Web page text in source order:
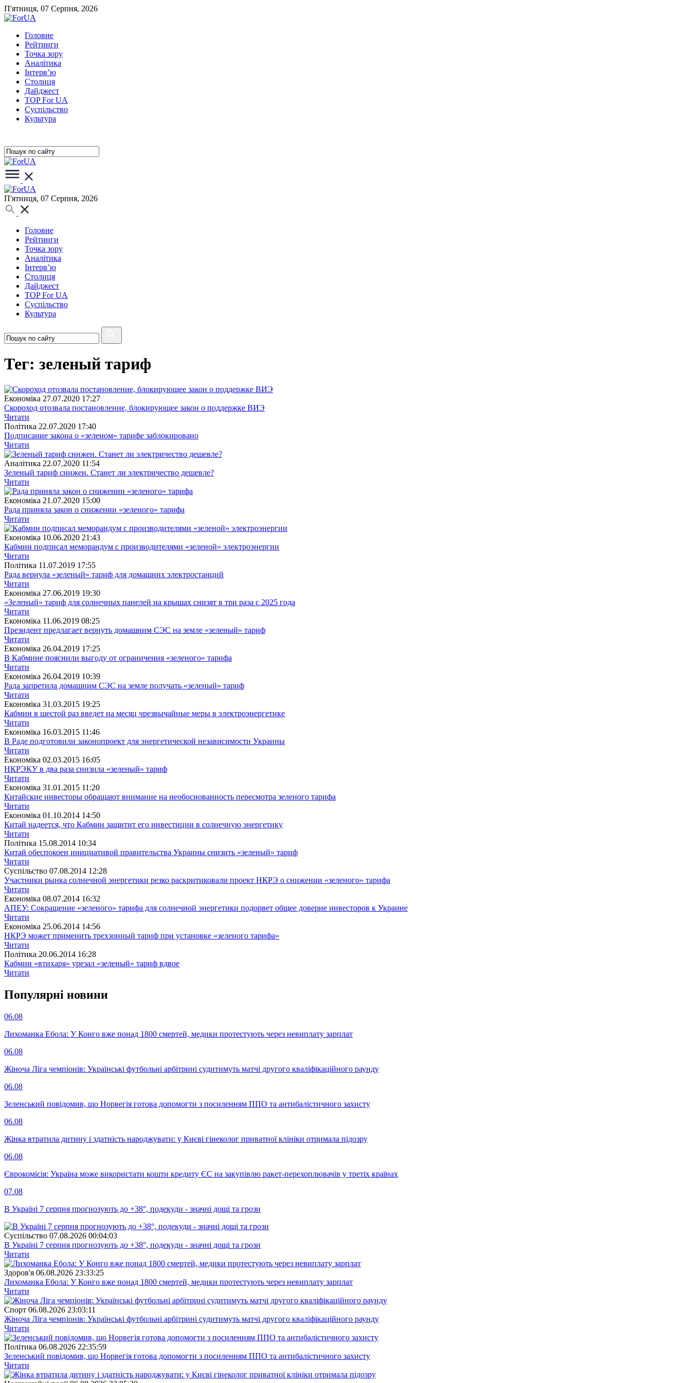
П'ятниця, 07 Серпня, 2026
Головне
Рейтинги
Точка зору
Аналітика
Інтерв’ю
Столиця
Дайджест
TOP For UA
Суспiльство
Культура
П'ятниця, 07 Серпня, 2026
Головне
Рейтинги
Точка зору
Аналітика
Інтерв’ю
Столиця
Дайджест
TOP For UA
Суспiльство
Культура
Тег: зеленый тариф
Економіка 27.07.2020 17:27
Скороход отозвала постановление, блокирующее закон о поддержке ВИЭ
Читати
Полiтика 22.07.2020 17:40
Подписание закона о «зеленом» тарифе заблокировано
Читати
Аналітика 22.07.2020 11:54
Зеленый тариф снижен. Станет ли электричество дешевле?
Читати
Економіка 21.07.2020 15:00
Рада приняла закон о снижении «зеленого» тарифа
Читати
Економіка 10.06.2020 21:43
Кабмин подписал меморандум с производителями «зеленой» электроэнергии
Читати
Полiтика 11.07.2019 17:55
Рада вернула «зеленый» тариф для домашних электростанций
Читати
Економіка 27.06.2019 19:30
«Зеленый» тариф для солнечных панелей на крышах снизят в три раза с 2025 года
Читати
Економіка 11.06.2019 08:25
Президент предлагает вернуть домашним СЭС на земле «зеленый» тариф
Читати
Економіка 26.04.2019 17:25
В Кабмине пояснили выгоду от ограничения «зеленого» тарифа
Читати
Економіка 26.04.2019 10:39
Рада запретила домашним СЭС на земле получать «зеленый» тариф
Читати
Економіка 31.03.2015 19:25
Кабмин в шестой раз введет на месяц чрезвычайные меры в электроэнергетике
Читати
Економіка 16.03.2015 11:46
В Раде подготовили законопроект для энергетической независимости Украины
Читати
Економіка 02.03.2015 16:05
НКРЭКУ в два раза снизила «зеленый» тариф
Читати
Економіка 31.01.2015 11:20
Китайские инвесторы обращают внимание на необоснованность пересмотра зеленого тарифа
Читати
Економіка 01.10.2014 14:50
Китай надеется, что Кабмин защитит его инвестиции в солнечную энергетику
Читати
Полiтика 15.08.2014 10:34
Китай обеспокоен инициативой правительства Украины снизить «зеленый» тариф
Читати
Суспiльство 07.08.2014 12:28
Участники рынка солнечной энергетики резко раскритиковали проект НКРЭ о снижении «зеленого» тарифа
Читати
Економіка 08.07.2014 16:32
АПЕУ: Сокращение «зеленого» тарифа для солнечной энергетики подорвет общее доверие инвесторов к Украине
Читати
Економіка 25.06.2014 14:56
НКРЭ может применить трехзонный тариф при установке «зеленого тарифа»
Читати
Полiтика 20.06.2014 16:28
Кабмин «втихаря» урезал «зеленый» тариф вдвое
Читати
Популярнi новини
06.08
Лихоманка Ебола: У Конго вже понад 1800 смертей, медики протестують через невиплату зарплат
06.08
Жіноча Ліга чемпіонів: Українські футбольні арбітрині судитимуть матчі другого кваліфікаційного раунду
06.08
Зеленський повідомив, що Норвегія готова допомогти з посиленням ППО та антибалістичного захисту
06.08
Жінка втратила дитину і здатність народжувати: у Києві гінеколог приватної клініки отримала підозру
06.08
Єврокомісія: Україна може використати кошти кредиту ЄС на закупівлю ракет-перехоплювачів у третіх країнах
07.08
В Україні 7 серпня прогнозують до +38°, подекуди - значні дощі та грози
Суспiльство 07.08.2026 00:04:03
В Україні 7 серпня прогнозують до +38°, подекуди - значні дощі та грози
Читати
Здоров'я 06.08.2026 23:33:25
Лихоманка Ебола: У Конго вже понад 1800 смертей, медики протестують через невиплату зарплат
Читати
Спорт 06.08.2026 23:03:11
Жіноча Ліга чемпіонів: Українські футбольні арбітрині судитимуть матчі другого кваліфікаційного раунду
Читати
Полiтика 06.08.2026 22:35:59
Зеленський повідомив, що Норвегія готова допомогти з посиленням ППО та антибалістичного захисту
Читати